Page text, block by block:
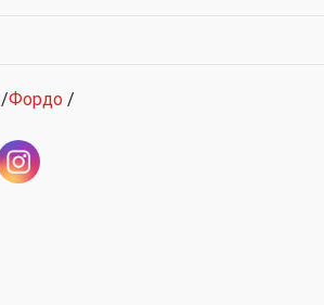
/Фордо /